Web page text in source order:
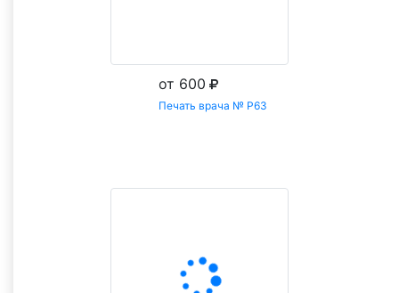
от 600
Печать врача № Р63